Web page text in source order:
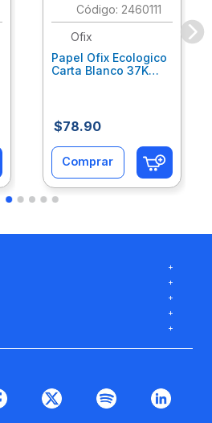
: 2460111
Ofix
Papel Ofix Ecologico
Carta Blanco 37K
$78.90
Comprar
+
+
+
+
+